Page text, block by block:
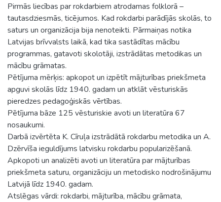
Pirmās liecības par rokdarbiem atrodamas folklorā –
tautasdziesmās, ticējumos. Kad rokdarbi parādījās skolās, to
saturs un organizācija bija nenoteikti. Pārmaiņas notika
Latvijas brīvvalsts laikā, kad tika sastādītas mācību
programmas, gatavoti skolotāji, izstrādātas metodikas un
mācību grāmatas.
Pētījuma mērķis: apkopot un izpētīt mājturības priekšmeta
apguvi skolās līdz 1940. gadam un atklāt vēsturiskās
pieredzes pedagoģiskās vērtības.
Pētījuma bāze 125 vēsturiskie avoti un literatūra 67
nosaukumi.
Darbā izvērtēta K. Cīruļa izstrādātā rokdarbu metodika un A.
Dzērvīša ieguldījums latvisku rokdarbu popularizēšanā.
Apkopoti un analizēti avoti un literatūra par mājturības
priekšmeta saturu, organizāciju un metodisko nodrošinājumu
Latvijā līdz 1940. gadam.
Atslēgas vārdi: rokdarbi, mājturība, mācību grāmata,